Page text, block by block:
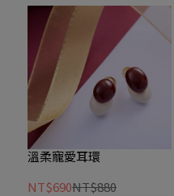
溫柔寵愛耳環
NT$690NT$880